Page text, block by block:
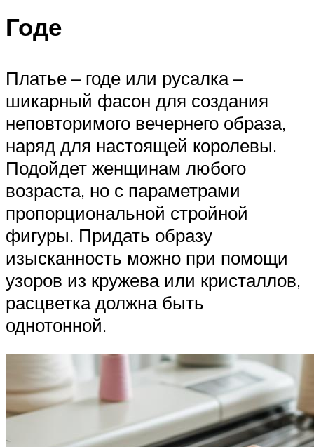
Годе
Платье – годе или русалка –
шикарный фасон для создания
неповторимого вечернего образа,
наряд для настоящей королевы.
Подойдет женщинам любого
возраста, но с параметрами
пропорциональной стройной
фигуры. Придать образу
изысканность можно при помощи
узоров из кружева или кристаллов,
расцветка должна быть
однотонной.